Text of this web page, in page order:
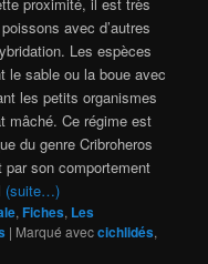
proximité, il est très
avec d’autres
Les espèces
le sable ou la boue avec
les petits organismes
mâché. Ce régime est
du genre Cribroheros
son comportement
(suite…)
,Fiches, Les
| Marqué aveccichlidés,